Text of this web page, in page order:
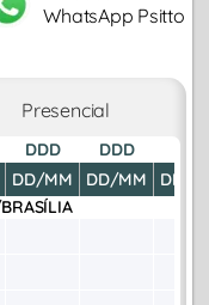
WhatsApp Psitto
Presencial
DDD
DD/MM
DDD
DD/MM
DD/